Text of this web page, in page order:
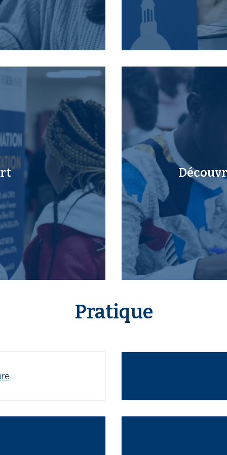
Pratique